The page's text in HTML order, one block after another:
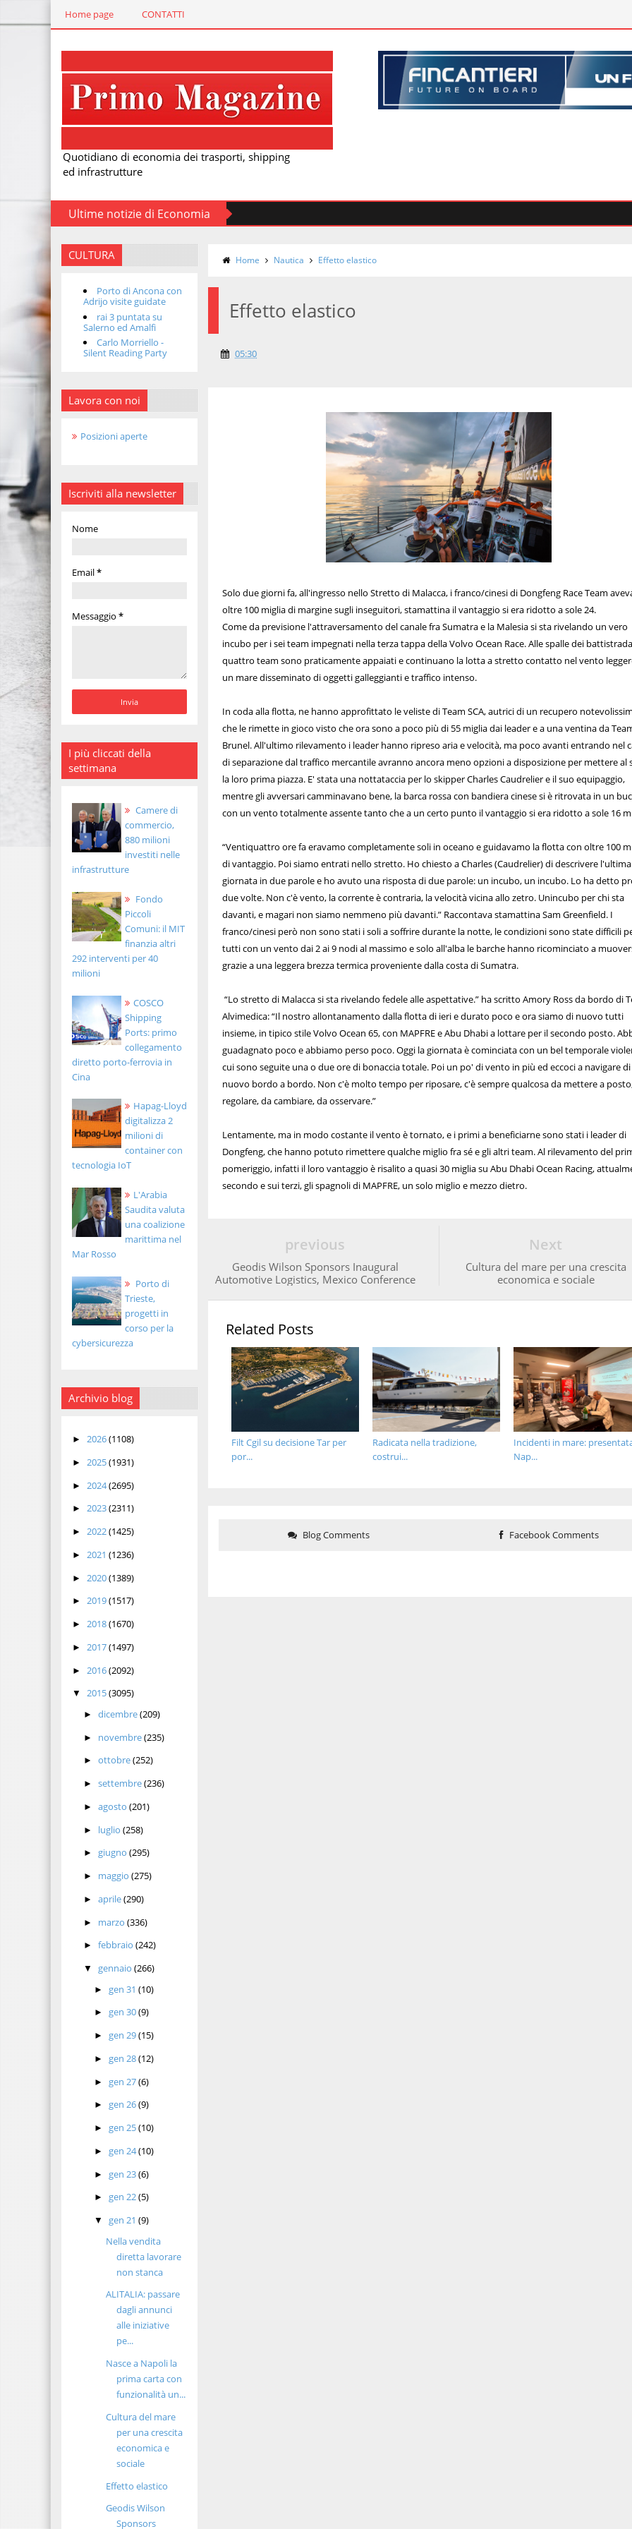
Home page CONTATTI
Quotidiano di economia dei trasporti, shipping
ed infrastrutture
Ultime notizie di Economia
CULTURA
Porto di Ancona con
Adrijo visite guidate
rai 3 puntata su
Salerno ed Amalfi
Carlo Morriello -
Silent Reading Party
Lavora con noi
Posizioni aperte
Iscriviti alla newsletter
Nome
Email*
Messaggio *
I più cliccati della
settimana
Camere di
commercio,
880 milioni
investiti nelle
infrastrutture
Fondo
Piccoli
Comuni: il MIT
finanzia altri
292 interventi per 40
milioni
COSCO
Shipping
Ports: primo
collegamento
diretto porto-ferrovia in
Cina
Hapag-Lloyd
digitalizza 2
milioni di
container con
tecnologia IoT
L'Arabia
Saudita valuta
una coalizione
marittima nel
Mar Rosso
Porto di
Trieste,
progetti in
corso per la
cybersicurezza
Archivio blog
► 2026(1108)
► 2025(1931)
► 2024(2695)
► 2023(2311)
► 2022(1425)
► 2021 (1236)
► 2020(1389)
► 2019(1517)
► 2018(1670)
► 2017(1497)
► 2016(2092)
▼ 2015(3095)
► dicembre(209)
► novembre(235)
► ottobre(252)
► settembre(236)
► agosto (201)
► luglio (258)
► giugno (295)
► maggio (275)
► aprile(290)
► marzo (336)
► febbraio (242)
▼ gennaio (266)
► gen 31(10)
► gen 30(9)
► gen 29(15)
► gen 28(12)
► gen 27(6)
► gen 26(9)
► gen 25(10)
► gen 24(10)
► gen 23(6)
► gen 22(5)
▼ gen 21(9)
Nella vendita
diretta lavorare
non stanca
ALITALIA: passare
dagli annunci
alle iniziative
pe...
Nasce a Napoli la
prima carta con
funzionalità un...
Cultura del mare
per una crescita
economica e
sociale
Effetto elastico
Geodis Wilson
Sponsors
Home Nautica Effetto elastico
Effetto elastico
05:30
Solo due giorni fa, all'ingresso nello Stretto di Malacca, i franco/cinesi di Dongfeng Race Team
oltre 100 miglia di margine sugli inseguitori, stamattina il vantaggio si era ridotto a sole 24.
Come da previsione l'attraversamento del canale fra Sumatra e la Malesia si sta rivelando un vero
incubo per i sei team impegnati nella terza tappa della Volvo Ocean Race. Alle spalle dei
quattro team sono praticamente appaiati e continuano la lotta a stretto contatto nel vento
un mare disseminato di oggetti galleggianti e traffico intenso.
In coda alla flotta, ne hanno approfittato le veliste di Team SCA, autrici di un recupero
che le rimette in gioco visto che ora sono a poco più di 55 miglia dai leader e a una ventina da
Brunel. All'ultimo rilevamento i leader hanno ripreso aria e velocità, ma poco avanti entrando nel
di separazione dal traffico mercantile avranno ancora meno opzioni a disposizione per mettere al
la loro prima piazza. E' stata una nottataccia per lo skipper Charles Caudrelier e il suo equipaggio,
mentre gli avversari camminavano bene, la barca rossa con bandiera cinese si è ritrovata in un
con un vento totalmente assente tanto che a un certo punto il vantaggio si era ridotto a sole 16
“Ventiquattro ore fa eravamo completamente soli in oceano e guidavamo la flotta con oltre 100
di vantaggio. Poi siamo entrati nello stretto. Ho chiesto a Charles (Caudrelier) di descrivere l'ultima
giornata in due parole e ho avuto una risposta di due parole: un incubo, un incubo. Lo ha detto
due volte. Non c'è vento, la corrente è contraria, la velocità vicina allo zetro. Unincubo per chi sta
davanti, e magari non siamo nemmeno più davanti.” Raccontava stamattina Sam Greenfield. I
franco/cinesi però non sono stati i soli a soffrire durante la notte, le condizioni sono state difficili
tutti con un vento dai 2 ai 9 nodi al massimo e solo all'alba le barche hanno ricominciato a
grazie a una leggera brezza termica proveniente dalla costa di Sumatra.
“Lo stretto di Malacca si sta rivelando fedele alle aspettative.” ha scritto Amory Ross da bordo di
Alvimedica: “Il nostro allontanamento dalla flotta di ieri e durato poco e ora siamo di nuovo tutti
insieme, in tipico stile Volvo Ocean 65, con MAPFRE e Abu Dhabi a lottare per il secondo posto.
guadagnato poco e abbiamo perso poco. Oggi la giornata è cominciata con un bel temporale
cui sono seguite una o due ore di bonaccia totale. Poi un po' di vento in più ed eccoci a navigare di
nuovo bordo a bordo. Non c'è molto tempo per riposare, c'è sempre qualcosa da mettere a
regolare, da cambiare, da osservare.”
Lentamente, ma in modo costante il vento è tornato, e i primi a beneficiarne sono stati i leader di
Dongfeng, che hanno potuto rimettere qualche miglio fra sé e gli altri team. Al rilevamento del
pomeriggio, infatti il loro vantaggio è risalito a quasi 30 miglia su Abu Dhabi Ocean Racing,
secondo e sui terzi, gli spagnoli di MAPFRE, un solo miglio e mezzo dietro.
Next
Cultura del mare per una crescita
economica e sociale
previous
Geodis Wilson Sponsors Inaugural
Automotive Logistics, Mexico Conference
Related Posts
Incidenti in mare:
Nap...
Radicata nella tradizione,
costrui...
Filt Cgil su decisione Tar per
por...
Blog Comments Facebook Comments